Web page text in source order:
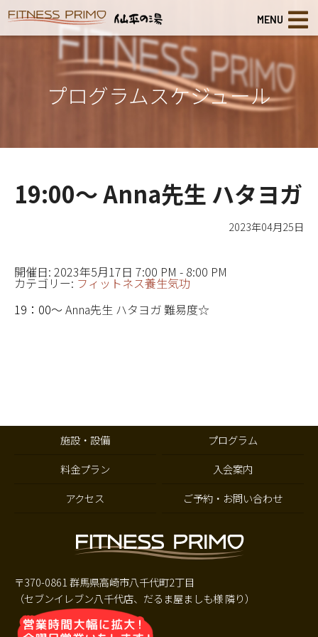
MENU
プログラムスケジュール
19:00～ Anna先生 ハタヨガ
2023年04月25日
開催日: 2023年5月17日 7:00 PM - 8:00 PM
カテゴリー: フィットネス養生気功
19：00～ Anna先生 ハタヨガ 難易度☆
施設・設備
プログラム
料金プラン
入会案内
アクセス
ご予約・お問い合わせ
〒370-0861 群馬県高崎市八千代町2丁目
（セブンイレブン八千代店、だるま屋ましも様 隣り）